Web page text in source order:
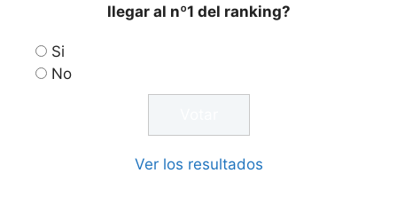
llegar al nº1 del ranking?
Si
No
Ver los resultados